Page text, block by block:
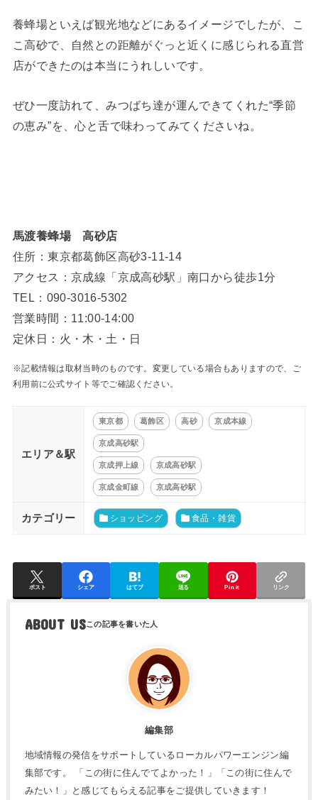
養蜂場といえば観光地などにあるイメージでしたが、こ
こ高砂で、自然との距離がぐっと近くに感じられる直営
店ができたのは本当にうれしいです。
ぜひ一度訪れて、みつばち達が運んできてくれた“季節
の恵み”を、心と舌で味わってみてくださいね。
馬渡養蜂場 高砂店
住所：東京都葛飾区高砂3-11-14
アクセス：京成線「京成高砂駅」南口から徒歩1分
TEL：090-3016-5302
営業時間：11:00-14:00
定休日：火・木・土・日
※記載情報は取材当時のものです。変更している場合もありますので、ご
利用前に公式サイト等でご確認ください。
エリア＆駅
東京都 葛飾区 高砂 京成本線
京成高砂駅
京成押上線 京成高砂駅
京成金町線 京成高砂駅
カテゴリー ショッピング 食品・雑貨
ポスト シェア はてブ 送る Pin it リンク
ABOUT US
編集部
地域情報の発信をサポートしているローカルパワーエンジン編
集部です。 「この街に住んでてよかった！」「この街に住んで
みたい！」と感じてもらえる記事をご提供していきます！